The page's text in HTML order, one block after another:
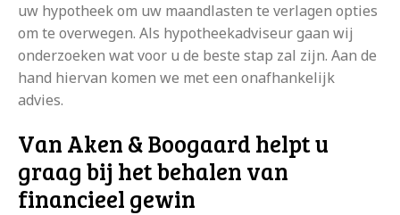
uw hypotheek om uw maandlasten te verlagen opties
om te overwegen. Als hypotheekadviseur gaan wij
onderzoeken wat voor u de beste stap zal zijn. Aan de
hand hiervan komen we met een onafhankelijk
advies.
Van Aken & Boogaard helpt u
graag bij het behalen van
financieel gewin